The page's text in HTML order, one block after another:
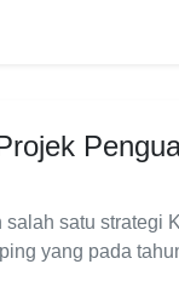
satu strategi
yang pada